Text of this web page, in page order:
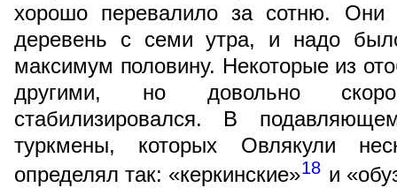
хорошо перевалило за сотню. Они
деревень с семи утра, и надо
максимум половину. Некоторые из
другими, но довольно
стабилизировался. В
туркмены, которых Овлякули
определял так: «керкинские»18 и